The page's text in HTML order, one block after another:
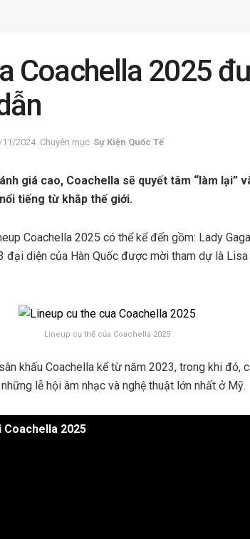
Coachella 2025
2024 Chuyên mục Sự Kiện Quốc Tế
giá cao, Coachella sẽ quyết tâm “làm lại”
tiếng từ khắp thế giới.
Coachella 2025 có thể kể đến gồm: Lady
đại diện của Hàn Quốc được mời tham dự là
Lineup cụ thể của Coachella 2025
khấu Coachella kể từ năm 2023, trong khi đó,
lễ hội âm nhạc và nghệ thuật lớn nhất ở Mỹ.
Coachella 2025